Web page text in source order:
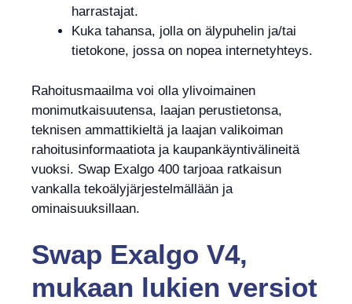
harrastajat.
Kuka tahansa, jolla on älypuhelin ja/tai
tietokone, jossa on nopea internetyhteys.
Rahoitusmaailma voi olla ylivoimainen
monimutkaisuutensa, laajan perustietonsa,
teknisen ammattikieltä ja laajan valikoiman
rahoitusinformaatiota ja kaupankäyntivälineitä
vuoksi. Swap Exalgo 400 tarjoaa ratkaisun
vankalla tekoälyjärjestelmällään ja
ominaisuuksillaan.
Swap Exalgo V4,
mukaan lukien versiot